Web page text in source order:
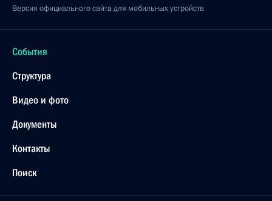
Версия официального сайта для мобильных устройств
События
Структура
Видео и фото
Документы
Контакты
Поиск